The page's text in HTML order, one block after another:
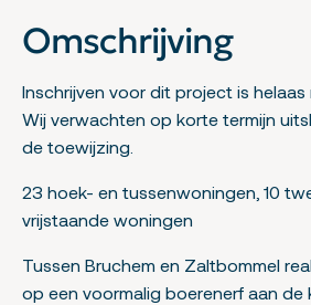
Omschrijving
Inschrijven voor dit project is helaas
Wij verwachten op korte termijn
de toewijzing.
23 hoek- en tussenwoningen, 10
vrijstaande woningen
Tussen Bruchem en Zaltbommel
op een voormalig boerenerf aan de